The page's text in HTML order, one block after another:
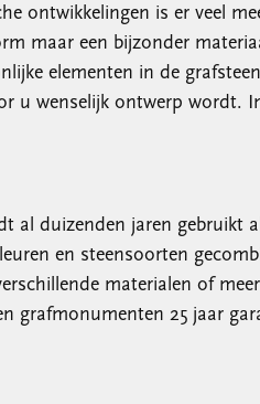
ontwikkelingen is er veel
maar een bijzonder
elementen in de
u wenselijk ontwerp wordt.
al duizenden jaren gebruikt
en steensoorten
materialen of
grafmonumenten 25 jaar